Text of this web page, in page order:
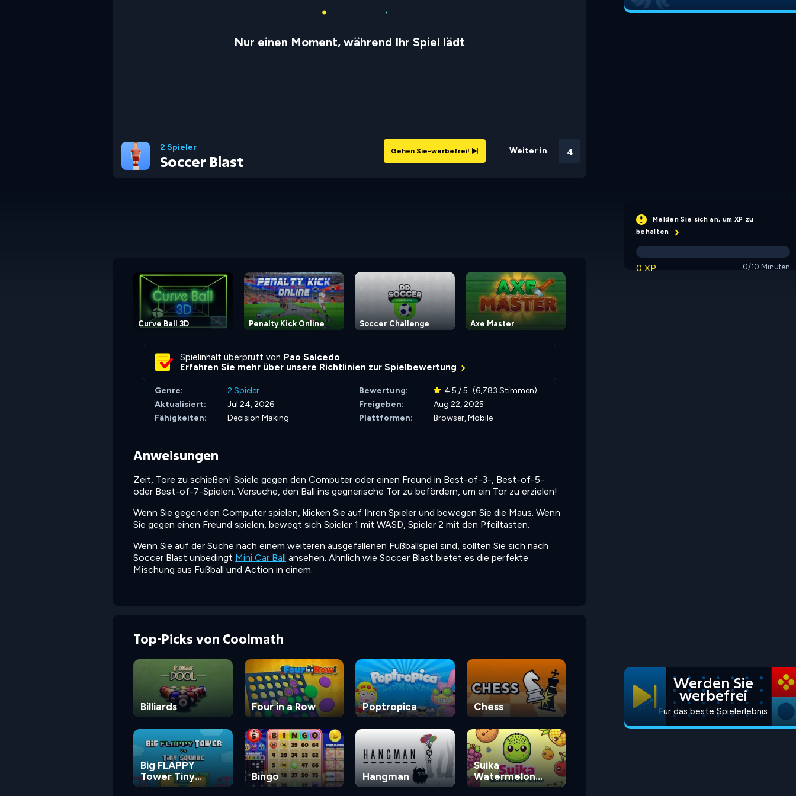
Nur einen Moment, während Ihr Spiel lädt
Weiter in 3
Gehen Sie-werbefrei!
2 Spieler
Soccer Blast
Curve Ball 3D Penalty Kick Online Soccer Challenge Axe Master
Spielinhalt überprüft von Pao Salcedo
Erfahren Sie mehr über unsere Richtlinien zur Spielbewertung
Genre: 2 Spieler Bewertung: 4.5 / 5 (6,783 Stimmen)
Aktualisiert:
Jul 24, 2026 Freigeben:
Aug 22, 2025
Fähigkeiten:
Decision Making Plattformen: Browser, Mobile
Anweisungen
Zeit, Tore zu schießen! Spiele gegen den Computer oder einen Freund in Best-of-3-, Best-of-5-
oder Best-of-7-Spielen. Versuche, den Ball ins gegnerische Tor zu befördern, um ein Tor zu erzielen!
Wenn Sie gegen den Computer spielen, klicken Sie auf Ihren Spieler und bewegen Sie die Maus. Wenn
Sie gegen einen Freund spielen, bewegt sich Spieler 1 mit WASD, Spieler 2 mit den Pfeiltasten.
Wenn Sie auf der Suche nach einem weiteren ausgefallenen Fußballspiel sind, sollten Sie sich nach
Soccer Blast unbedingt Mini Car Ball ansehen. Ähnlich wie Soccer Blast bietet es die perfekte
Mischung aus Fußball und Action in einem.
Top-Picks von Coolmath
Billiards Four in a Row Poptropica Chess
Big FLAPPY
Tower Tiny
Square
Bingo Hangman
Suika
Watermelon
Game
Melden Sie sich an, um XP zu
behalten
0 XP 0/10 Minuten
Werden Sie
werbefrei
Für das beste Spielerlebnis